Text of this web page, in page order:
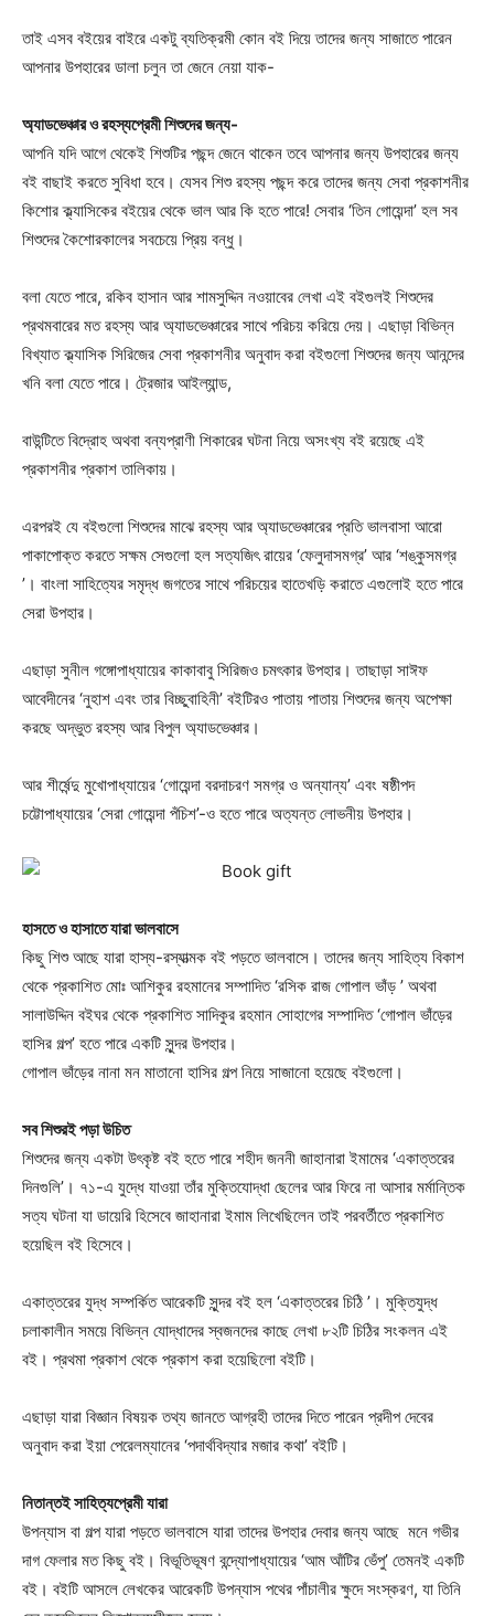
তাই এসব বইয়ের বাইরে একটু ব্যতিক্রমী কোন বই দিয়ে তাদের জন্য সাজাতে পারেন
আপনার উপহারের ডালা চলুন তা জেনে নেয়া যাক-
অ্যাডভেঞ্চার ও রহস্যপ্রেমী শিশুদের জন্য-
আপনি যদি আগে থেকেই শিশুটির পছন্দ জেনে থাকেন তবে আপনার জন্য উপহারের জন্য
বই বাছাই করতে সুবিধা হবে। যেসব শিশু রহস্য পছন্দ করে তাদের জন্য সেবা প্রকাশনীর
কিশোর ক্ল্যাসিকের বইয়ের থেকে ভাল আর কি হতে পারে! সেবার ‘তিন গোয়েন্দা’ হল সব
শিশুদের কৈশোরকালের সবচেয়ে প্রিয় বন্ধু।
বলা যেতে পারে, রকিব হাসান আর শামসুদ্দিন নওয়াবের লেখা এই বইগুলই শিশুদের
প্রথমবারের মত রহস্য আর অ্যাডভেঞ্চারের সাথে পরিচয় করিয়ে দেয়। এছাড়া বিভিন্ন
বিখ্যাত ক্ল্যাসিক সিরিজের সেবা প্রকাশনীর অনুবাদ করা বইগুলো শিশুদের জন্য আনন্দের
খনি বলা যেতে পারে। ট্রেজার আইল্যান্ড,
বাউন্টিতে বিদ্রোহ অথবা বন্যপ্রাণী শিকারের ঘটনা নিয়ে অসংখ্য বই রয়েছে এই
প্রকাশনীর প্রকাশ তালিকায়।
এরপরই যে বইগুলো শিশুদের মাঝে রহস্য আর অ্যাডভেঞ্চারের প্রতি ভালবাসা আরো
পাকাপোক্ত করতে সক্ষম সেগুলো হল সত্যজিৎ রায়ের ‘ফেলুদাসমগ্র’ আর ‘শঙ্কুসমগ্র
’। বাংলা সাহিত্যের সমৃদ্ধ জগতের সাথে পরিচয়ের হাতেখড়ি করাতে এগুলোই হতে পারে
সেরা উপহার।
এছাড়া সুনীল গঙ্গোপাধ্যায়ের কাকাবাবু সিরিজও চমৎকার উপহার। তাছাড়া সাঈফ
আবেদীনের ‘নুহাশ এবং তার বিচ্ছুবাহিনী’ বইটিরও পাতায় পাতায় শিশুদের জন্য অপেক্ষা
করছে অদ্ভুত রহস্য আর বিপুল অ্যাডভেঞ্চার।
আর শীর্ষেন্দু মুখোপাধ্যায়ের ‘গোয়েন্দা বরদাচরণ সমগ্র ও অন্যান্য’ এবং ষষ্ঠীপদ
চট্টোপাধ্যায়ের ‘সেরা গোয়েন্দা পঁচিশ’-ও হতে পারে অত্যন্ত লোভনীয় উপহার।
হাসতে ও হাসাতে যারা ভালবাসে
কিছু শিশু আছে যারা হাস্য-রস্যাত্মক বই পড়তে ভালবাসে। তাদের জন্য সাহিত্য বিকাশ
থেকে প্রকাশিত মোঃ আশিকুর রহমানের সম্পাদিত ‘রসিক রাজ গোপাল ভাঁড় ’ অথবা
সালাউদ্দিন বইঘর থেকে প্রকাশিত সাদিকুর রহমান সোহাগের সম্পাদিত ‘গোপাল ভাঁড়ের
হাসির গল্প’ হতে পারে একটি সুন্দর উপহার।
গোপাল ভাঁড়ের নানা মন মাতানো হাসির গল্প নিয়ে সাজানো হয়েছে বইগুলো।
সব শিশুরই পড়া উচিত
শিশুদের জন্য একটা উৎকৃষ্ট বই হতে পারে শহীদ জননী জাহানারা ইমামের ‘একাত্তরের
দিনগুলি’। ৭১-এ যুদ্ধে যাওয়া তাঁর মুক্তিযোদ্ধা ছেলের আর ফিরে না আসার মর্মান্তিক
সত্য ঘটনা যা ডায়েরি হিসেবে জাহানারা ইমাম লিখেছিলেন তাই পরবর্তীতে প্রকাশিত
হয়েছিল বই হিসেবে।
একাত্তরের যুদ্ধ সম্পর্কিত আরেকটি সুন্দর বই হল ‘একাত্তরের চিঠি ’। মুক্তিযুদ্ধ
চলাকালীন সময়ে বিভিন্ন যােদ্ধাদের স্বজনদের কাছে লেখা ৮২টি চিঠির সংকলন এই
বই। প্রথমা প্রকাশ থেকে প্রকাশ করা হয়েছিলো বইটি।
এছাড়া যারা বিজ্ঞান বিষয়ক তথ্য জানতে আগ্রহী তাদের দিতে পারেন প্রদীপ দেবের
অনুবাদ করা ইয়া পেরেলম্যানের ‘পদার্থবিদ্যার মজার কথা’ বইটি।
নিতান্তই সাহিত্যপ্রেমী যারা
উপন্যাস বা গল্প যারা পড়তে ভালবাসে যারা তাদের উপহার দেবার জন্য আছে মনে গভীর
দাগ ফেলার মত কিছু বই। বিভূতিভূষণ বন্দ্যোপাধ্যায়ের ‘আম আঁটির ভেঁপু’ তেমনই একটি
বই। বইটি আসলে লেখকের আরেকটি উপন্যাস পথের পাঁচালীর ক্ষুদে সংস্করণ, যা তিনি